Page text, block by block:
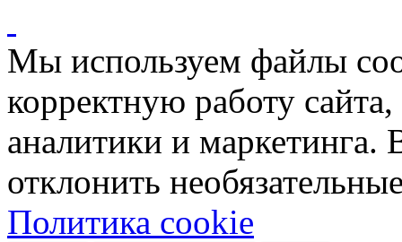
Мы используем файлы
корректную работу
аналитики и
отклонить
Политика cookie